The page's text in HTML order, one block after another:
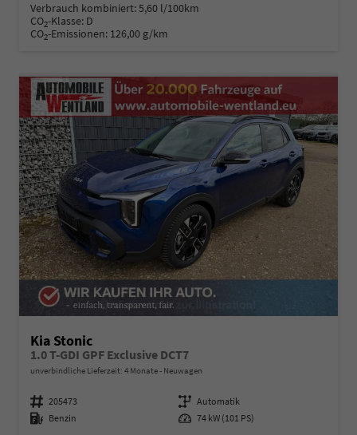
Verbrauch kombiniert:5,60 l/100km
CO2-Klasse: D
CO2-Emissionen: 126,00 g/km
Kia Stonic
1.0 T-GDI GPF Exclusive DCT7
unverbindliche Lieferzeit: 4 Monate Neuwagen
Fahrzeugnummer 205473 Getriebe Automatik
Kraftstoff Benzin Leistung 74 kW (101 PS)